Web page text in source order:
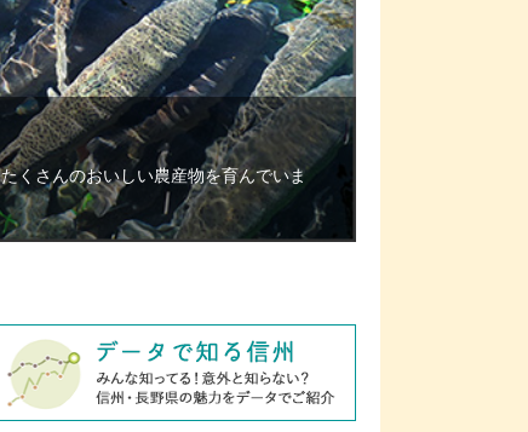
くさんのおいしい農産物を育んでいま